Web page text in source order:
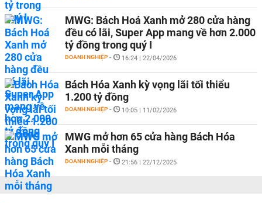
MWG: Bách Hoá Xanh mở 280 cửa hàng
đều có lãi, Super App mang về hơn 2.000
tỷ đồng trong quý I
DOANH NGHIỆP - 16:24 | 22/04/2026
Bách Hóa Xanh kỳ vọng lãi tối thiểu
1.200 tỷ đồng
DOANH NGHIỆP - 10:05 | 11/02/2026
MWG mở hơn 65 cửa hàng Bách Hóa
Xanh mỗi tháng
DOANH NGHIỆP - 21:56 | 22/12/2025